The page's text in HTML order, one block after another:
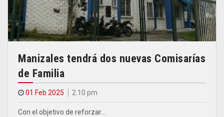
Manizales tendrá dos nuevas Comisarías
de Familia
01 Feb 2025 2.10 pm
Con el objetivo de reforzar…